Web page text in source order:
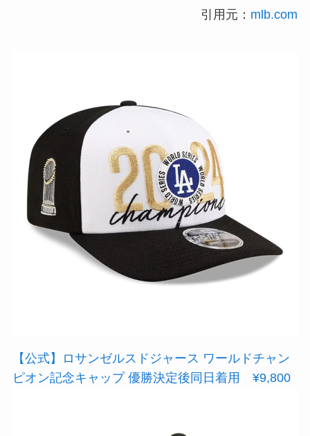
引用元： mlb.com
【公式】ロサンゼルスドジャース ワールドチャン
ピオン記念キャップ 優勝決定後同日着用 ¥9,800